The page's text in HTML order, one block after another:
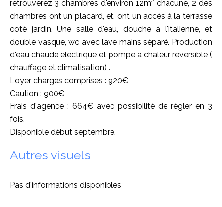
retrouverez 3 chambres d'environ 12m² chacune, 2 des
chambres ont un placard, et, ont un accès à la terrasse
coté jardin. Une salle d'eau, douche à l'italienne, et
double vasque, wc avec lave mains séparé. Production
d'eau chaude électrique et pompe à chaleur réversible (
chauffage et climatisation) .
Loyer charges comprises : 920€
Caution : 900€
Frais d'agence : 664€ avec possibilité de régler en 3
fois.
Disponible début septembre.
Autres visuels
Pas d'informations disponibles